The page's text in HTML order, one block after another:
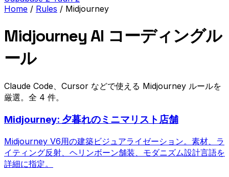
Home / Rules / Midjourney
Midjourney AI コーディングル
ール
Claude Code、Cursor などで使える Midjourney ルールを
厳選。全 4 件。
Midjourney: 夕暮れのミニマリスト店舗
Midjourney V6用の建築ビジュアライゼーション。素材、ラ
イティング反射、ヘリンボーン舗装、モダニズム設計言語を
詳細に指定。